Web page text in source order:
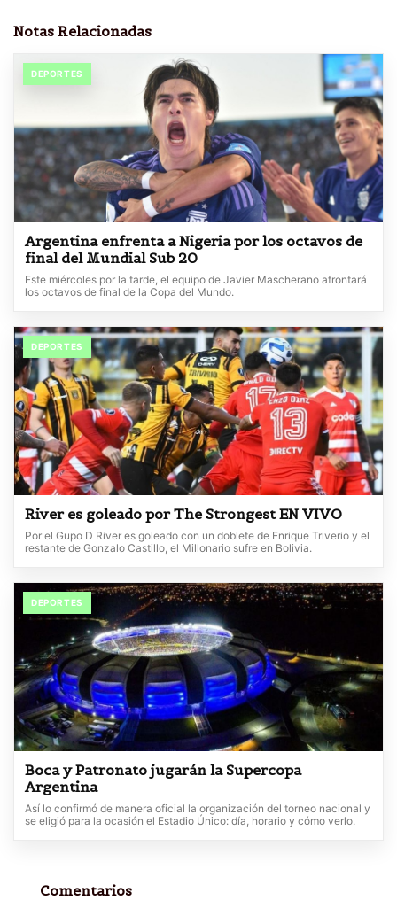
Notas Relacionadas
DEPORTES
Argentina enfrenta a Nigeria por los octavos de
final del Mundial Sub 20
Este miércoles por la tarde, el equipo de Javier Mascherano afrontará
los octavos de final de la Copa del Mundo.
DEPORTES
River es goleado por The Strongest EN VIVO
Por el Gupo D River es goleado con un doblete de Enrique Triverio y el
restante de Gonzalo Castillo, el Millonario sufre en Bolivia.
DEPORTES
Boca y Patronato jugarán la Supercopa
Argentina
Así lo confirmó de manera oficial la organización del torneo nacional y
se eligió para la ocasión el Estadio Único: día, horario y cómo verlo.
Comentarios